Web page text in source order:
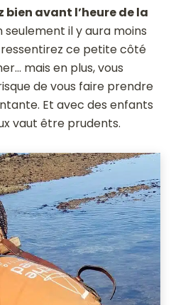
bien avant l’heure de la
seulement il y aura moins
ce petite côté
mais en plus, vous
de vous faire prendre
Et avec des enfants
vaut être prudents.